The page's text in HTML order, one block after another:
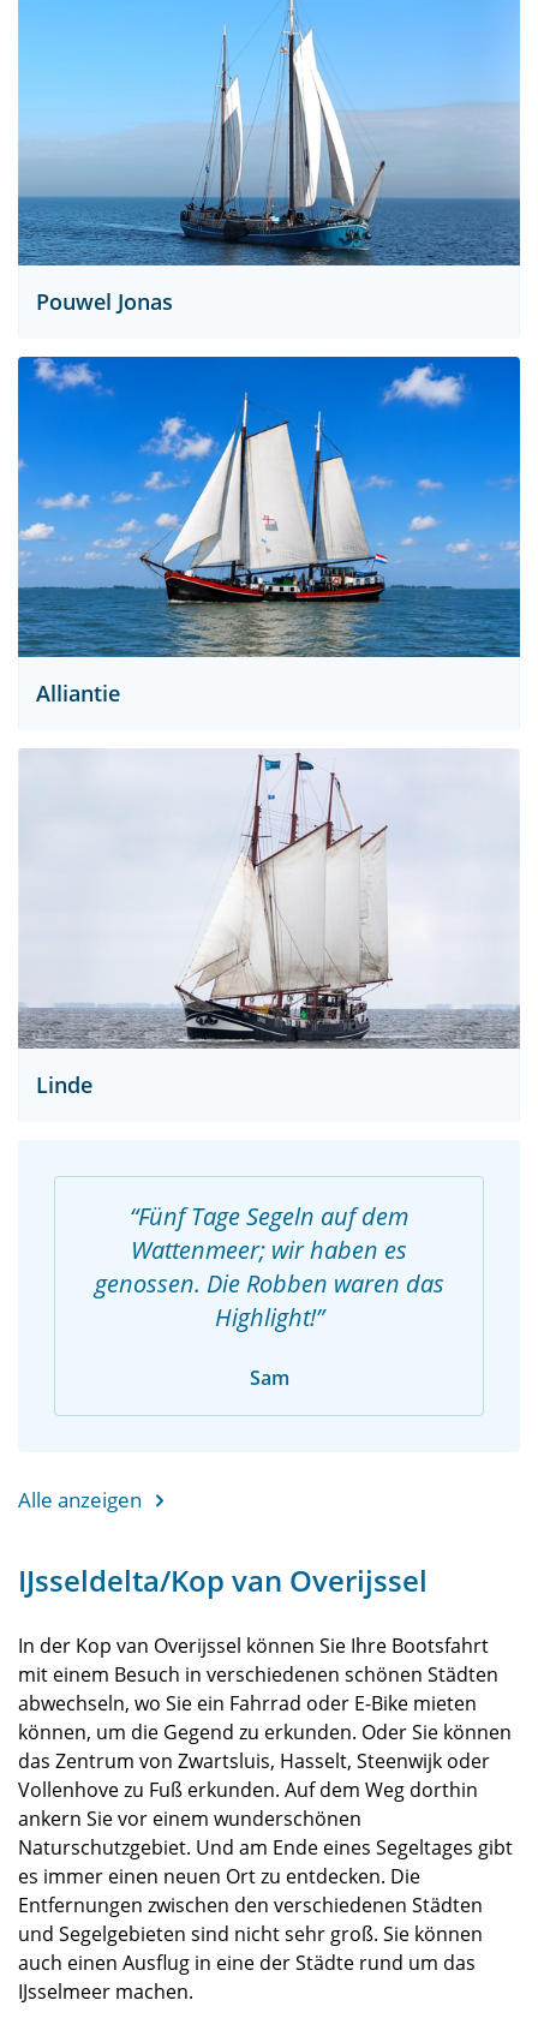
Pouwel Jonas
Alliantie
Linde
Fünf Tage Segeln auf dem
Wattenmeer; wir haben es
genossen. Die Robben waren das
Highlight!
Sam
Alle anzeigen
IJsseldelta/Kop van Overijssel
In der Kop van Overijssel können Sie Ihre Bootsfahrt
mit einem Besuch in verschiedenen schönen Städten
abwechseln, wo Sie ein Fahrrad oder E-Bike mieten
können, um die Gegend zu erkunden. Oder Sie können
das Zentrum von Zwartsluis, Hasselt, Steenwijk oder
Vollenhove zu Fuß erkunden. Auf dem Weg dorthin
ankern Sie vor einem wunderschönen
Naturschutzgebiet. Und am Ende eines Segeltages gibt
es immer einen neuen Ort zu entdecken. Die
Entfernungen zwischen den verschiedenen Städten
und Segelgebieten sind nicht sehr groß. Sie können
auch einen Ausflug in eine der Städte rund um das
IJsselmeer machen.